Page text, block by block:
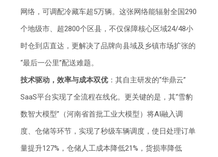
网络，可调配冷藏车超5万辆。这张网络能辐射全国290
个地级市、超2800个区县，不仅保障核心区域24/48小
时仓到店直达，更解决了品牌向县域及乡镇市场扩张的
“最后一公里”配送难题。
技术驱动，效率与成本双优 ：其自主研发的“华鼎云”
SaaS平台实现了全流程在线化。更关键的是，其“雪豹
数智大模型”（河南省首批工业大模型）将AI融入调
度、仓储等环节，实现了秒级车辆调度，使日处理订单
量提升127%，仓储人工成本降低21%，货损率降低